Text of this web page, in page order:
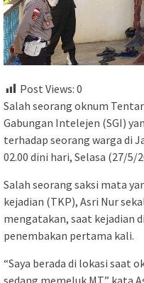
Post Views: 0
Salah seorang oknum
Gabungan Intelejen (SGI)
terhadap seorang warga di
02.00 dini hari, Selasa (27/5/
Salah seorang saksi mata
kejadian (TKP), Asri Nur
mengatakan, saat kejadian
penembakan pertama kali.
“Saya berada di lokasi saat
sedang memeluk MT,” kata